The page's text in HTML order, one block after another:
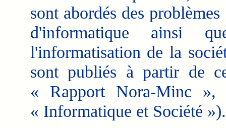
sont abordés des
d'informatique ainsi
l'informatisation de la
sont publiés à partir de
« Rapport Nora-Minc »,
« Informatique et Société »).